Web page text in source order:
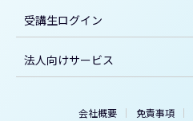
受講生ログイン
法人向けサービス
会社概要 免責事項